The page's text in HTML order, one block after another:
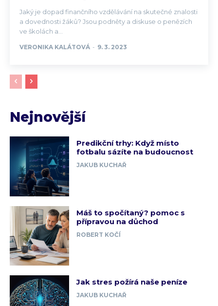
Jaký je dopad finančního vzdělávání na skutečné znalosti
a dovednosti žáků? Jsou podněty a diskuse o penězích
ve školách a...
VERONIKA KALÁTOVÁ - 9. 3. 2023
Nejnovější
Predikční trhy: Když místo
fotbalu sázíte na budoucnost
JAKUB KUCHAŘ
Máš to spočítaný? pomoc s
přípravou na důchod
ROBERT KOČÍ
Jak stres požírá naše peníze
JAKUB KUCHAŘ